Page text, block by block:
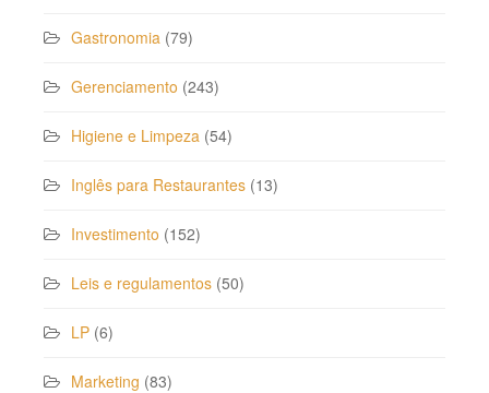
Gastronomia (79)
Gerenciamento (243)
Higiene e Limpeza (54)
Inglês para Restaurantes (13)
Investimento (152)
Leis e regulamentos (50)
LP (6)
Marketing (83)